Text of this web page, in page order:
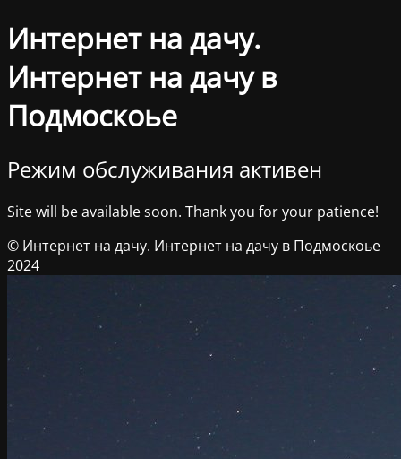
Интернет на дачу.
Интернет на дачу в
Подмоскоье
Режим обслуживания активен
Site will be available soon. Thank you for your patience!
© Интернет на дачу. Интернет на дачу в Подмоскоье
2024